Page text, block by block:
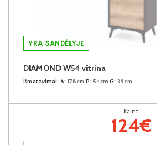
YRA SANDĖLYJE
DIAMOND W54 vitrina
Išmatavimai: A: 178cm P: 54cm G: 39cm
Kaina:
124€